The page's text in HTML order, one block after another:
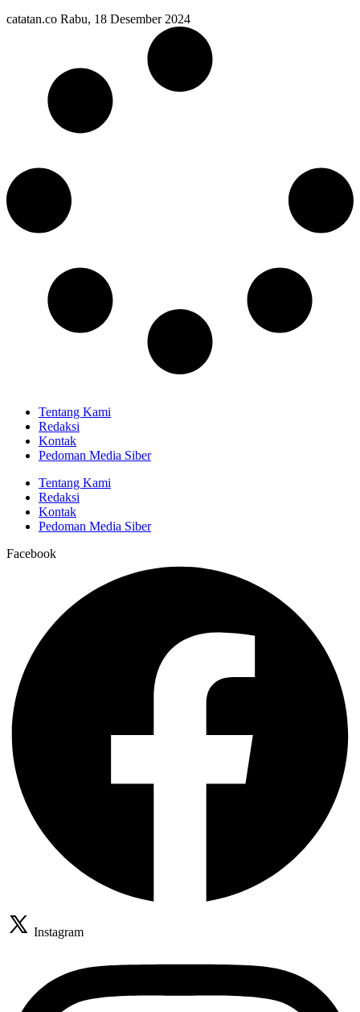
catatan.co Rabu, 18 Desember 2024
Tentang Kami
Redaksi
Kontak
Pedoman Media Siber
Tentang Kami
Redaksi
Kontak
Pedoman Media Siber
Facebook
Instagram